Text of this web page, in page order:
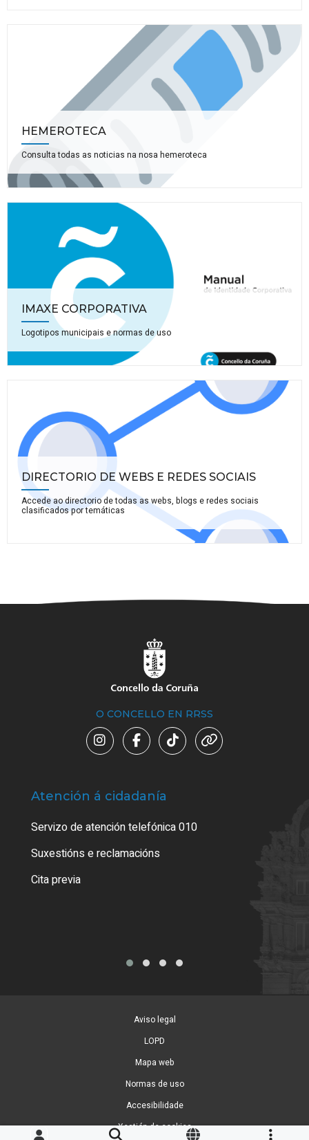
HEMEROTECA
Consulta todas as noticias na nosa hemeroteca
IMAXE CORPORATIVA
Logotipos municipais e normas de uso
DIRECTORIO DE WEBS E REDES SOCIAIS
Accede ao directorio de todas as webs, blogs e redes sociais
clasificados por temáticas
O CONCELLO EN RRSS
Atención á cidadanía
Servizo de atención telefónica 010
Suxestións e reclamacións
Cita previa
Aviso legal
LOPD
Mapa web
Normas de uso
Accesibilidade
Xestión de cookies